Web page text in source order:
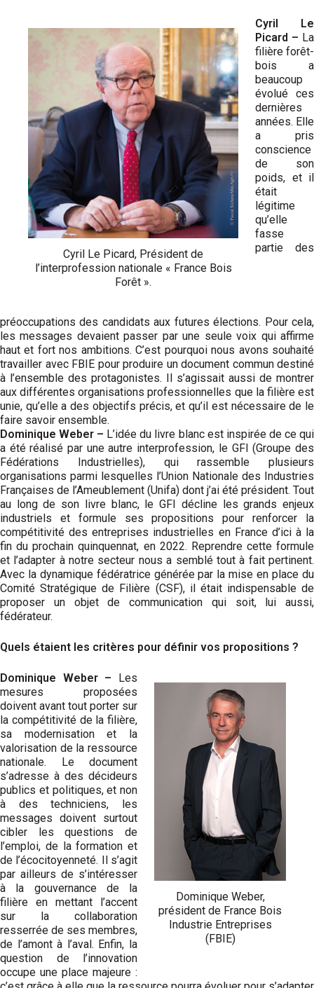
Cyril Le Picard, Président de
l’interprofession nationale « France Bois
Forêt ».
Cyril Le
Picard – La
filière forêt-
bois a
beaucoup
évolué ces
dernières
années. Elle
a pris
conscience
de son
poids, et il
était
légitime
qu’elle
fasse
partie des
préoccupations des candidats aux futures élections. Pour cela,
les messages devaient passer par une seule voix qui affirme
haut et fort nos ambitions. C’est pourquoi nous avons souhaité
travailler avec FBIE pour produire un document commun destiné
à l’ensemble des protagonistes. Il s’agissait aussi de montrer
aux différentes organisations professionnelles que la filière est
unie, qu’elle a des objectifs précis, et qu’il est nécessaire de le
faire savoir ensemble.
Dominique Weber – L’idée du livre blanc est inspirée de ce qui
a été réalisé par une autre interprofession, le GFI (Groupe des
Fédérations Industrielles), qui rassemble plusieurs
organisations parmi lesquelles l’Union Nationale des Industries
Françaises de l’Ameublement (Unifa) dont j’ai été président. Tout
au long de son livre blanc, le GFI décline les grands enjeux
industriels et formule ses propositions pour renforcer la
compétitivité des entreprises industrielles en France d’ici à la
fin du prochain quinquennat, en 2022. Reprendre cette formule
et l’adapter à notre secteur nous a semblé tout à fait pertinent.
Avec la dynamique fédératrice générée par la mise en place du
Comité Stratégique de Filière (CSF), il était indispensable de
proposer un objet de communication qui soit, lui aussi,
fédérateur.
Quels étaient les critères pour définir vos propositions ?
Dominique Weber,
président de France Bois
Industrie Entreprises
(FBIE)
Dominique Weber – Les
mesures proposées
doivent avant tout porter sur
la compétitivité de la filière,
sa modernisation et la
valorisation de la ressource
nationale. Le document
s’adresse à des décideurs
publics et politiques, et non
à des techniciens, les
messages doivent surtout
cibler les questions de
l’emploi, de la formation et
de l’écocitoyenneté. Il s’agit
par ailleurs de s’intéresser
à la gouvernance de la
filière en mettant l’accent
sur la collaboration
resserrée de ses membres,
de l’amont à l’aval. Enfin, la
question de l’innovation
occupe une place majeure :